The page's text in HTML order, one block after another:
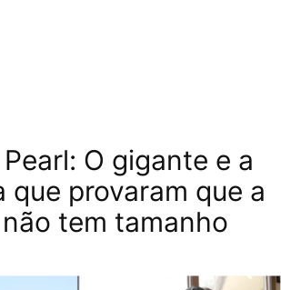
O gigante e a
que provaram que a
tem tamanho